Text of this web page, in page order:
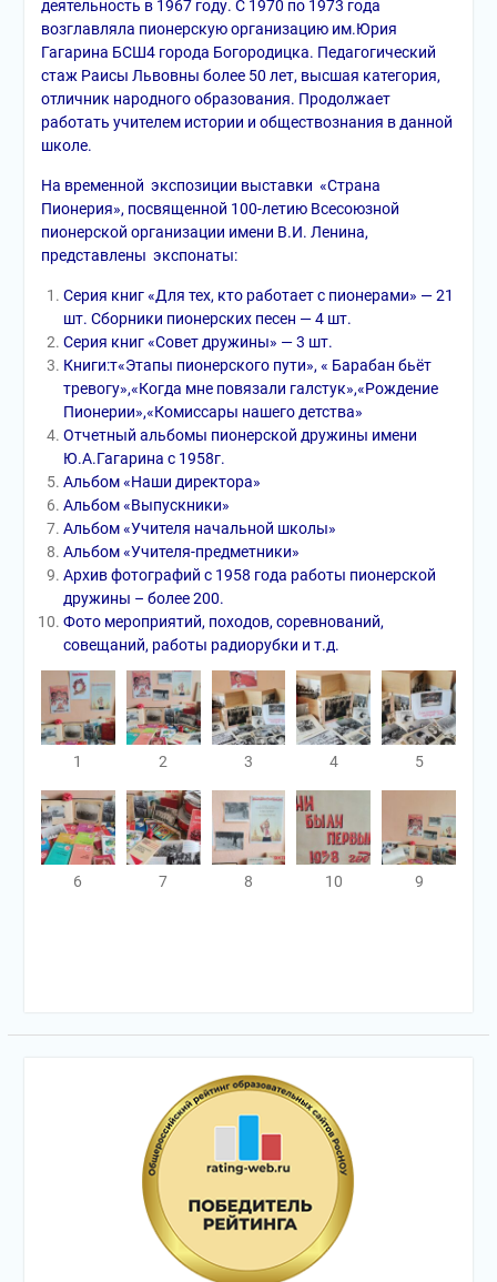
деятельность в 1967 году. С 1970 по 1973 года
возглавляла пионерскую организацию им.Юрия
Гагарина БСШ4 города Богородицка. Педагогический
стаж Раисы Львовны более 50 лет, высшая категория,
отличник народного образования. Продолжает
работать учителем истории и обществознания в данной
школе.
На временной экспозиции выставки «Страна
Пионерия», посвященной 100-летию Всесоюзной
пионерской организации имени В.И. Ленина,
представлены экспонаты:
Серия книг «Для тех, кто работает с пионерами» — 21
шт. Сборники пионерских песен — 4 шт.
Серия книг «Совет дружины» — 3 шт.
Книги:т«Этапы пионерского пути», « Барабан бьёт
тревогу»,«Когда мне повязали галстук»,«Рождение
Пионерии»,«Комиссары нашего детства»
Отчетный альбомы пионерской дружины имени
Ю.А.Гагарина с 1958г.
Альбом «Наши директора»
Альбом «Выпускники»
Альбом «Учителя начальной школы»
Альбом «Учителя-предметники»
Архив фотографий с 1958 года работы пионерской
дружины – более 200.
Фото мероприятий, походов, соревнований,
совещаний, работы радиорубки и т.д.
1 2 3 4 5
6 7 8 10 9